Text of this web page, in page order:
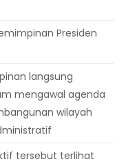
Presiden
langsung
mengawal agenda
wilayah
tersebut terlihat